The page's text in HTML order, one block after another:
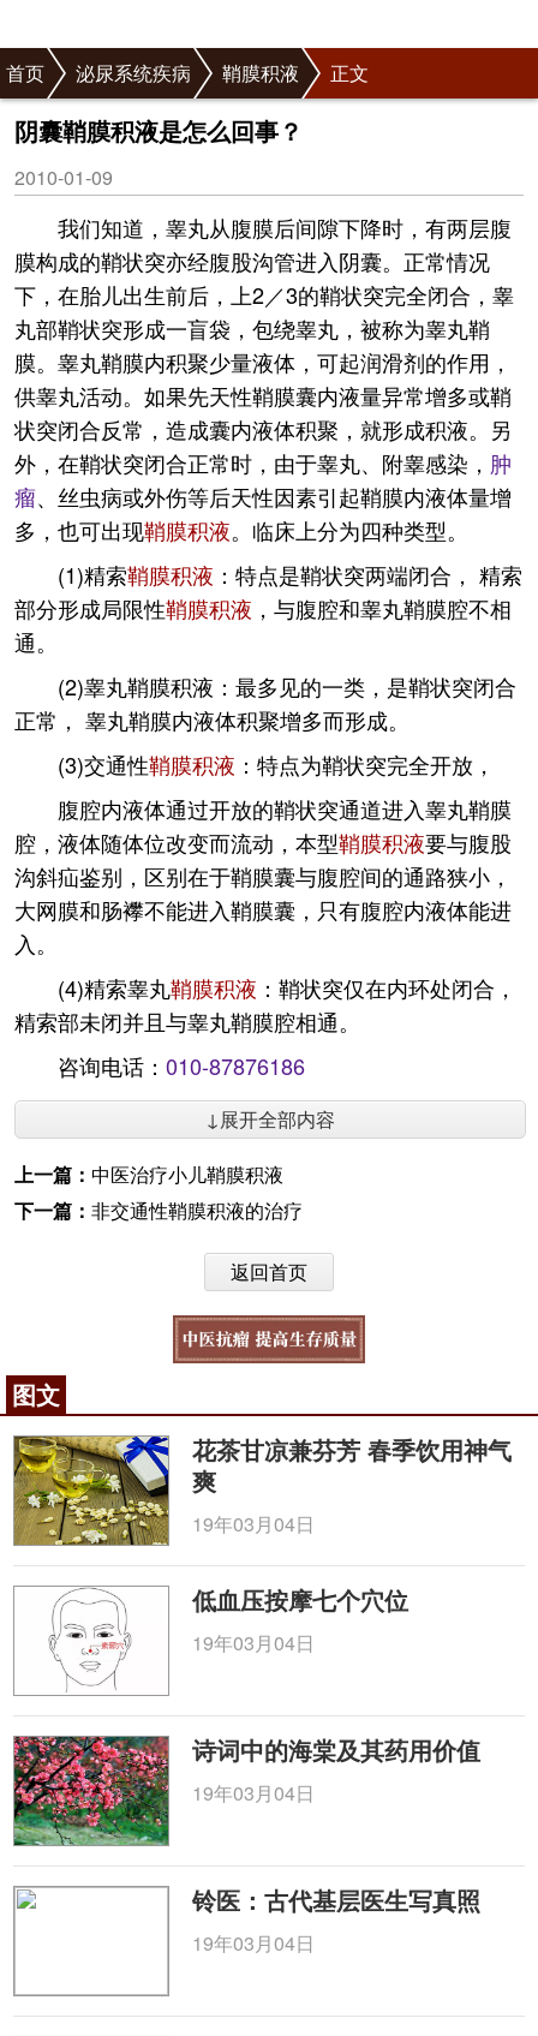
首页 泌尿系统疾病 鞘膜积液 正文
阴囊鞘膜积液是怎么回事？
2010-01-09
我们知道，睾丸从腹膜后间隙下降时，有两层腹
膜构成的鞘状突亦经腹股沟管进入阴囊。正常情况
下，在胎儿出生前后，上2／3的鞘状突完全闭合，睾
丸部鞘状突形成一盲袋，包绕睾丸，被称为睾丸鞘
膜。睾丸鞘膜内积聚少量液体，可起润滑剂的作用，
供睾丸活动。如果先天性鞘膜囊内液量异常增多或鞘
状突闭合反常，造成囊内液体积聚，就形成积液。另
外，在鞘状突闭合正常时，由于睾丸、附睾感染， 肿
瘤、丝虫病或外伤等后天性因素引起鞘膜内液体量增
多，也可出现鞘膜积液。临床上分为四种类型。
(1)精索鞘膜积液 ：特点是鞘状突两端闭合， 精索
部分形成局限性鞘膜积液 ，与腹腔和睾丸鞘膜腔不相
通。
(2)睾丸鞘膜积液：最多见的一类，是鞘状突闭合
正常， 睾丸鞘膜内液体积聚增多而形成。
(3)交通性鞘膜积液 ：特点为鞘状突完全开放，
腹腔内液体通过开放的鞘状突通道进入睾丸鞘膜
腔，液体随体位改变而流动，本型鞘膜积液要与腹股
沟斜疝鉴别，区别在于鞘膜囊与腹腔间的通路狭小，
大网膜和肠襻不能进入鞘膜囊，只有腹腔内液体能进
入。
(4)精索睾丸鞘膜积液 ：鞘状突仅在内环处闭合，
精索部未闭并且与睾丸鞘膜腔相通。
咨询电话： 010-87876186
↓展开全部内容
上一篇： 中医治疗小儿鞘膜积液
下一篇： 非交通性鞘膜积液的治疗
返回首页
图文
花茶甘凉兼芬芳 春季饮用神气
爽
19年03月04日
低血压按摩七个穴位
19年03月04日
诗词中的海棠及其药用价值
19年03月04日
铃医：古代基层医生写真照
19年03月04日